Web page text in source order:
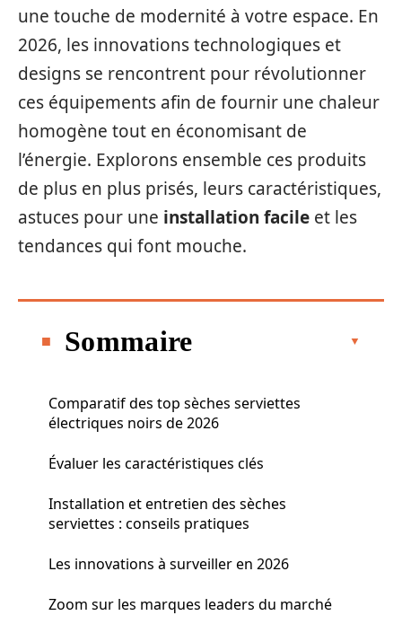
une touche de modernité à votre espace. En
2026, les innovations technologiques et
designs se rencontrent pour révolutionner
ces équipements afin de fournir une chaleur
homogène tout en économisant de
l’énergie. Explorons ensemble ces produits
de plus en plus prisés, leurs caractéristiques,
astuces pour une installation facile et les
tendances qui font mouche.
Sommaire
Comparatif des top sèches serviettes
électriques noirs de 2026
Évaluer les caractéristiques clés
Installation et entretien des sèches
serviettes : conseils pratiques
Les innovations à surveiller en 2026
Zoom sur les marques leaders du marché